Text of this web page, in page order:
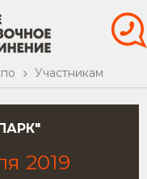
Участникам
2019